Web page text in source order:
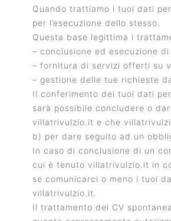
Quando trattiamo i tuoi dati
per l’esecuzione dello stesso.
Questa base legittima i
– conclusione ed esecuzione
– fornitura di servizi offerti su
– gestione delle tue richieste
Il conferimento dei tuoi dati
sarà possibile concludere o
villatrivulzio.it e che
b) per dare seguito ad un
In caso di conclusione di un
cui è tenuto villatrivulzio.it in
se comunicarci o meno i tuoi
villatrivulzio.it.
Il trattamento dei CV